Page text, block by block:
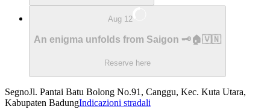
Aug 12
An enigma unfolds from Saigon 🗝️🏠🇻🇳
Reserve here
SegnoJl. Pantai Batu Bolong No.91, Canggu, Kec. Kuta Utara,
Kabupaten BadungIndicazioni stradali